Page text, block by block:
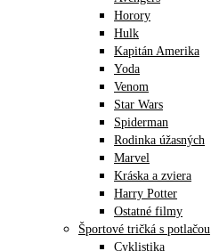
Horory
Hulk
Kapitán Amerika
Yoda
Venom
Star Wars
Spiderman
Rodinka úžasných
Marvel
Kráska a zviera
Harry Potter
Ostatné filmy
Športové tričká s potlačou
Cyklistika